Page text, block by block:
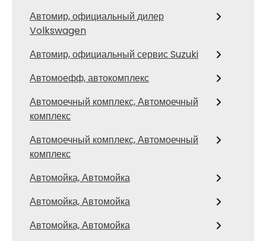
Автомир, официальный дилер
Volkswagen
Автомир, официальный сервис Suzuki
Автомоефф, автокомплекс
Автомоечный комплекс, Автомоечный
комплекс
Автомоечный комплекс, Автомоечный
комплекс
Автомойка, Автомойка
Автомойка, Автомойка
Автомойка, Автомойка